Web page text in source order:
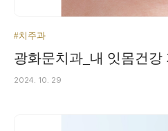
#치주과
광화문치과_내 잇몸건강
2024. 10. 29